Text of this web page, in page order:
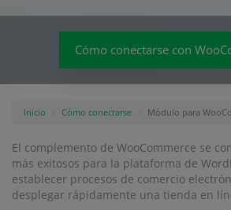
Cómo conectarse con
Inicio Cómo conectarse Módulo para
El complemento de WooCommerce se
más exitosos para la plataforma de
establecer procesos de comercio
desplegar rápidamente una tienda en